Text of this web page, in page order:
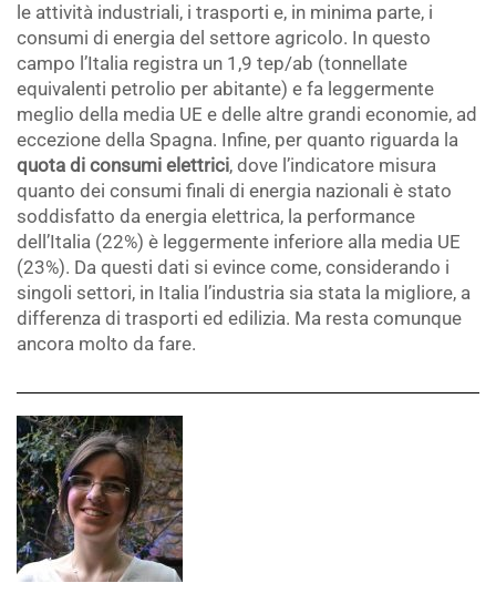
le attività industriali, i trasporti e, in minima parte, i
consumi di energia del settore agricolo. In questo
campo l’Italia registra un 1,9 tep/ab (tonnellate
equivalenti petrolio per abitante) e fa leggermente
meglio della media UE e delle altre grandi economie, ad
eccezione della Spagna. Infine, per quanto riguarda la
quota di consumi elettrici, dove l’indicatore misura
quanto dei consumi finali di energia nazionali è stato
soddisfatto da energia elettrica, la performance
dell’Italia (22%) è leggermente inferiore alla media UE
(23%). Da questi dati si evince come, considerando i
singoli settori, in Italia l’industria sia stata la migliore, a
differenza di trasporti ed edilizia. Ma resta comunque
ancora molto da fare.